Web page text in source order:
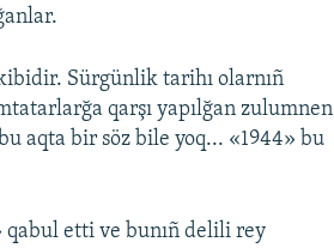
kibidir. Sürgünlik tarihı olarnıñ
qarşı yapılğan zulumnen
aqta bir söz bile yoq... «1944» bu
qabul etti ve bunıñ delili rey